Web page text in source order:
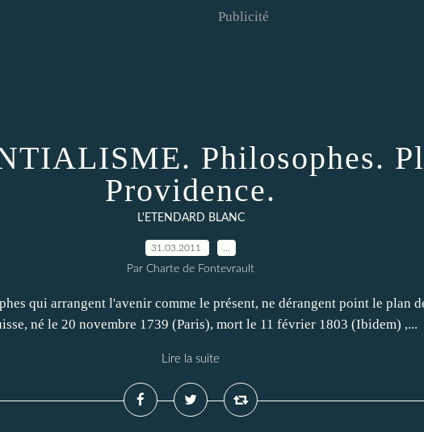
Publicité
Philosophes.
Providence.
L'ETENDARD BLANC
31.03.2011
Par Charte de Fontevrault
qui arrangent l'avenir comme le présent, ne dérangent point le plan
né le 20 novembre 1739 (Paris), mort le 11 février 1803 (Ibidem) ,...
Lire la suite